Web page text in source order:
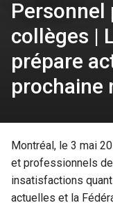
Personnel
collèges |
prépare
prochaine
Montréal, le 3 mai
et professionnels
insatisfactions
actuelles et la